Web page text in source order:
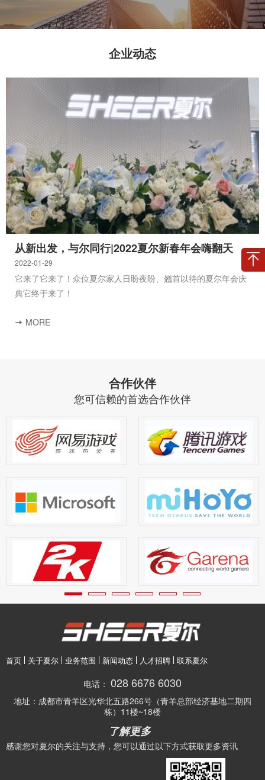
企业动态
从新出发，与尔同行|2022夏尔新春年会嗨翻天
2022-01-29
它来了它来了！众位夏尔家人日盼夜盼、翘首以待的夏尔年会庆
典它终于来了！
MORE
合作伙伴
您可信赖的首选合作伙伴
首页 关于夏尔 业务范围 新闻动态 人才招聘 联系夏尔
电话： 028 6676 6030
地址： 成都市青羊区光华北五路266号（青羊总部经济基地二期四
栋）11楼~18楼
了解更多
感谢您对夏尔的关注与支持，您可以通过以下方式获取更多资讯